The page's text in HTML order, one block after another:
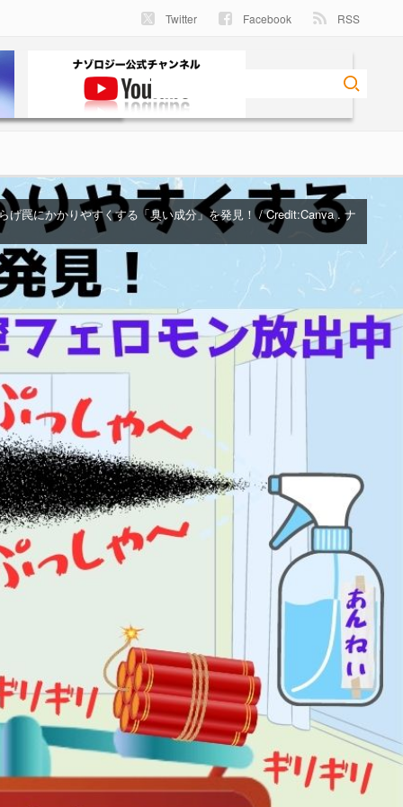
Twitter Facebook RSS
げ罠にかかりやすくする「臭い成分」を発見！ / Credit:Canva . ナ